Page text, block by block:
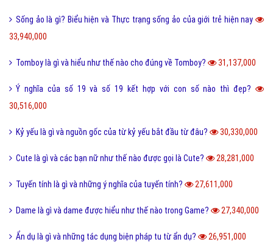
Sống ảo là gì? Biểu hiện và Thực trạng sống ảo của giới trẻ hiện nay
33,940,000
Tomboy là gì và hiểu như thế nào cho đúng về Tomboy? 31,137,000
Ý nghĩa của số 19 và số 19 kết hợp với con số nào thì đẹp?
30,516,000
Kỷ yếu là gì và nguồn gốc của từ kỷ yếu bắt đầu từ đâu? 30,330,000
Cute là gì và các bạn nữ như thế nào được gọi là Cute? 28,281,000
Tuyến tính là gì và những ý nghĩa của tuyến tính? 27,611,000
Dame là gì và dame được hiểu như thế nào trong Game? 27,340,000
Ẩn dụ là gì và những tác dụng biện pháp tu từ ẩn dụ? 26,951,000